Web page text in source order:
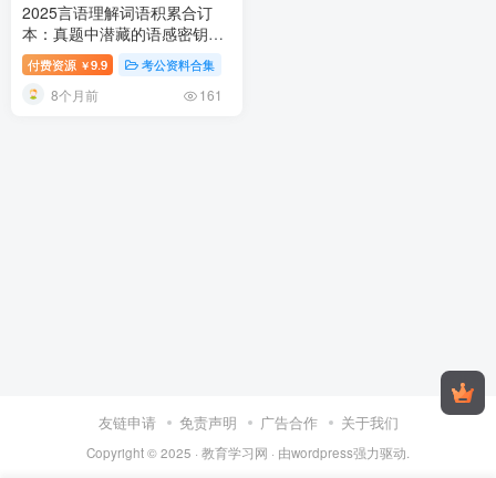
2025言语理解词语积累合订
本：真题中潜藏的语感密钥
2025公务员言语理解备考资料
付费资源 ￥9.9 考公资料合集
8个月前 161
友链申请 免责声明 广告合作 关于我们
Copyright © 2025 · 教育学习网 · 由wordpress强力驱动.